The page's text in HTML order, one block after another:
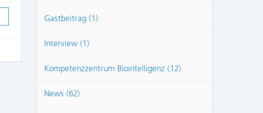
Gastbeitrag (1)
Interview (1)
Kompetenzzentrum Biointelligenz (12)
News (62)